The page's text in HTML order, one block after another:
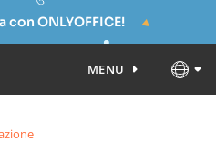
ONLYOFFICE!
MENU